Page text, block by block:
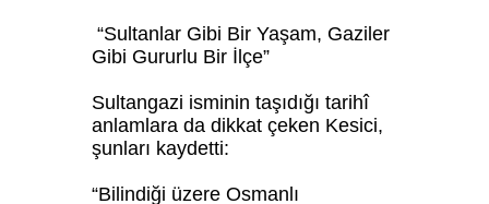
“Sultanlar Gibi Bir Yaşam, Gaziler
Gibi Gururlu Bir İlçe”
Sultangazi isminin taşıdığı tarihî
anlamlara da dikkat çeken Kesici,
şunları kaydetti:
“Bilindiği üzere Osmanlı